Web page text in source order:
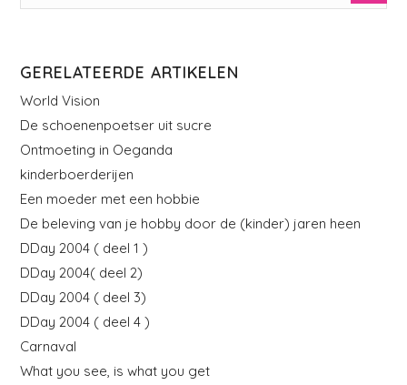
GERELATEERDE ARTIKELEN
World Vision
De schoenenpoetser uit sucre
Ontmoeting in Oeganda
kinderboerderijen
Een moeder met een hobbie
De beleving van je hobby door de (kinder) jaren heen
DDay 2004 ( deel 1 )
DDay 2004( deel 2)
DDay 2004 ( deel 3)
DDay 2004 ( deel 4 )
Carnaval
What you see, is what you get